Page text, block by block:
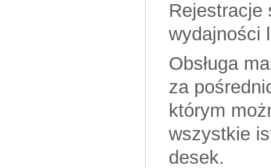
Rejestracje
wydajności
Obsługa
za
którym
wszystkie
desek.